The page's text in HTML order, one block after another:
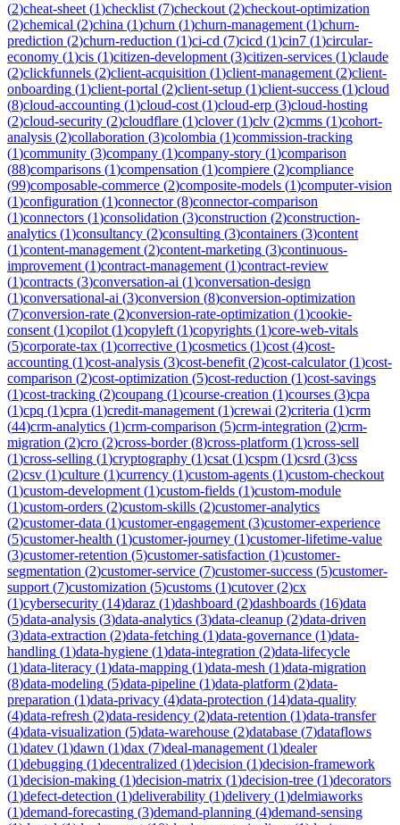
(2)cheat-sheet (1)checklist (7)checkout (2)checkout-optimization
(2)chemical (2)china (1)churn (1)churn-management (1)churn-
prediction (2)churn-reduction (1)ci-cd (7)cicd (1)cin7 (1)circular-
economy (1)cis (1)citizen-development (3)citizen-services (1)claude
(2)clickfunnels (2)client-acquisition (1)client-management (2)client-
onboarding (1)client-portal (2)client-setup (1)client-success (1)cloud
(8)cloud-accounting (1)cloud-cost (1)cloud-erp (3)cloud-hosting
(2)cloud-security (2)cloudflare (1)clover(1)clv (2)cmms (1)cohort-
analysis (2)collaboration (3)colombia (1)commission-tracking
(1)community (3)company (1)company-story (1)comparison
(88)comparisons (1)compensation (1)compiere (2)compliance
(99)composable-commerce (2)composite-models (1)computer-vision
(1)configuration (1)connector(8)connector-comparison
(1)connectors (1)consolidation (3)construction (2)construction-
analytics (1)consultancy (2)consulting (3)containers (3)content
(1)content-management (2)content-marketing (3)continuous-
improvement (1)contract-management (1)contract-review
(1)contracts (3)conversation-ai (1)conversation-design
(1)conversational-ai (3)conversion (8)conversion-optimization
(7)conversion-rate (2)conversion-rate-optimization (1)cookie-
consent (1)copilot (1)copyleft (1)copyrights (1)core-web-vitals
(5)corporate-tax (1)corrective (1)cosmetics (1)cost (4)cost-
accounting (1)cost-analysis (3)cost-benefit (2)cost-calculator(1)cost-
comparison (2)cost-optimization (5)cost-reduction (1)cost-savings
(1)cost-tracking (2)coupang (1)course-creation (1)courses (3)cpa
(1)cpq (1)cpra (1)credit-management (1)crewai (2)criteria (1)crm
(44)crm-analytics (1)crm-comparison (5)crm-integration (2)crm-
migration (2)cro (2)cross-border(8)cross-platform (1)cross-sell
(1)cross-selling (1)cryptography (1)csat (1)cspm (1)csrd (3)css
(2)csv (1)culture (1)currency (1)custom-agents (1)custom-checkout
(1)custom-development (1)custom-fields (1)custom-module
(1)custom-orders (2)custom-skills (2)customer-analytics
(2)customer-data (1)customer-engagement (3)customer-experience
(5)customer-health (1)customer-journey (1)customer-lifetime-value
(3)customer-retention (5)customer-satisfaction (1)customer-
segmentation (2)customer-service (7)customer-success (5)customer-
support (7)customization (5)customs (1)cutover(2)cx
(1)cybersecurity (14)daraz (1)dashboard (2)dashboards (16)data
(5)data-analysis (3)data-analytics (3)data-cleanup (2)data-driven
(3)data-extraction (2)data-fetching (1)data-governance (1)data-
handling (1)data-hygiene (1)data-integration (2)data-lifecycle
(1)data-literacy (1)data-mapping (1)data-mesh (1)data-migration
(8)data-modeling (5)data-pipeline (1)data-platform (2)data-
preparation (1)data-privacy (4)data-protection (14)data-quality
(4)data-refresh (2)data-residency (2)data-retention (1)data-transfer
(4)data-visualization (5)data-warehouse (2)database (7)dataflows
(1)datev (1)dawn (1)dax (7)deal-management (1)dealer
(1)debugging (1)decentralized (1)decision (1)decision-framework
(1)decision-making (1)decision-matrix (1)decision-tree (1)decorators
(1)defect-detection (1)deliverability (1)delivery (1)delmiaworks
(1)demand-forecasting (3)demand-planning (4)demand-sensing